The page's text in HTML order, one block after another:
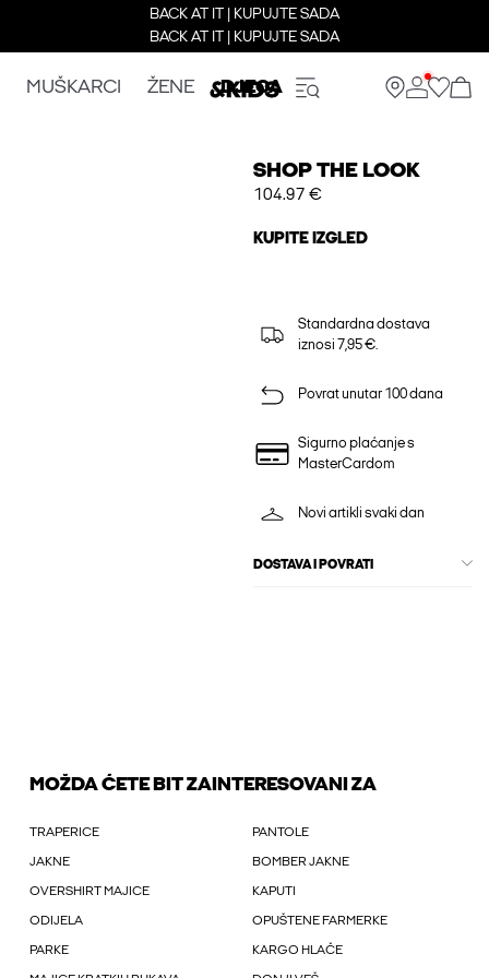
BACK AT IT | KUPUJTE SADA
BACK AT IT | KUPUJTE SADA
MUŠKARCI ŽENE DJECA
SHOP THE LOOK
104.97 €
KUPITE IZGLED
Standardna dostava
iznosi 7,95 €.
Povrat unutar 100 dana
Sigurno plaćanje s
MasterCardom
Novi artikli svaki dan
DOSTAVA I POVRATI
MOŽDA ĆETE BIT ZAINTERESOVANI ZA
TRAPERICE PANTOLE
JAKNE BOMBER JAKNE
OVERSHIRT MAJICE KAPUTI
ODIJELA OPUŠTENE FARMERKE
PARKE KARGO HLAČE